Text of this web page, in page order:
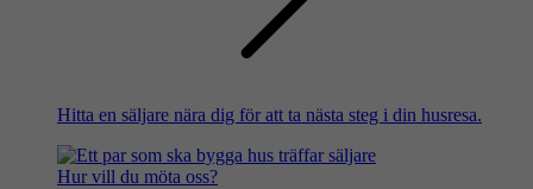
Hitta en säljare nära dig för att ta nästa steg i din husresa.
Hur vill du möta oss?